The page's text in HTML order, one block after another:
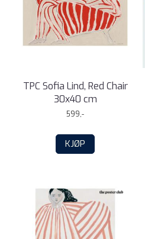
TPC Sofia Lind, Red Chair
30x40 cm
599,-
KJØP